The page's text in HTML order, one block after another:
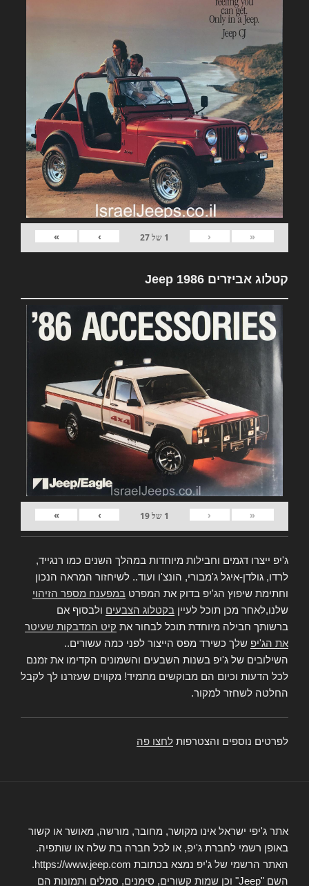
«
‹
1 של27
›
»
קטלוג אביזרים Jeep 1986
«
‹
1 של19
›
»
ג'יפ ייצרו דגמים וחבילות מיוחדות במהלך השנים כמו רנגייד,
לרדו, גולדן-איגל ג'מבורי, הונצ'ו ועוד.. לשיחזור המראה הנכון
וחתימת שיפוץ הג'יפ בדוק את המפרט במפענח מספר הזיהוי
שלנו,לאחר מכן תוכל לעיין בקטלוג הצבעים ולבסוף אם
ברשותך חבילה מיוחדת תוכל לבחור את קיט המדבקות שעיטר
את הג'יפ שלך כשירד מפס הייצור לפני כמה עשורים..
השילובים של ג'יפ בשנות השבעים והשמונים הקדימו את זמנם
לכל הדעות וכיום הם מבוקשים מתמיד! מקווים שעזרנו לך לקבל
החלטה לשחזר למקור.
לפרטים נוספים והצטרפות לחצו פה
אתר ג'יפי ישראל אינו מקושר, מחובר, מורשה, מאושר או קשור
באופן רשמי לחברת ג'יפ, או לכל חברה בת שלה או שותפיה.
האתר הרשמי של ג'יפ נמצא בכתובת https://www.jeep.com.
השם "Jeep" וכן שמות קשורים, סימנים, סמלים ותמונות הם